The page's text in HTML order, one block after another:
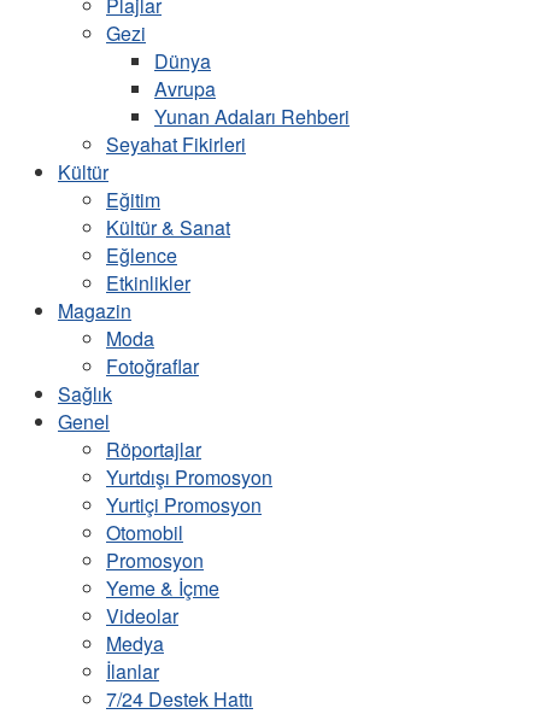
Gezi
Dünya
Avrupa
Yunan Adaları Rehberi
Seyahat Fikirleri
Kültür
Eğitim
Kültür & Sanat
Eğlence
Etkinlikler
Magazin
Moda
Fotoğraflar
Sağlık
Genel
Röportajlar
Yurtdışı Promosyon
Yurtiçi Promosyon
Otomobil
Promosyon
Yeme & İçme
Videolar
Medya
İlanlar
7/24 Destek Hattı